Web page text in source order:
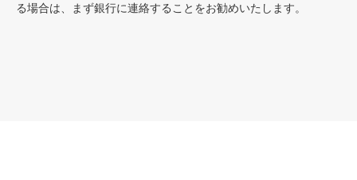
る場合は、まず銀行に連絡することをお勧めいたします。